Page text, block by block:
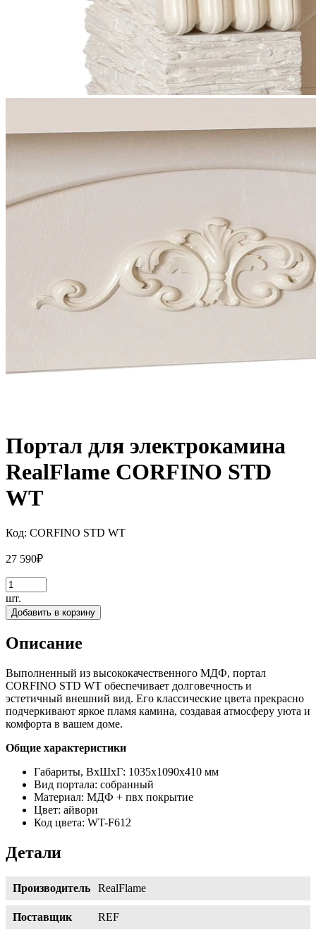
Портал для электрокамина
RealFlame CORFINO STD
WT
Код: CORFINO STD WT
27 590₽
шт.
Добавить в корзину
Описание
Выполненный из высококачественного МДФ, портал
CORFINO STD WT обеспечивает долговечность и
эстетичный внешний вид. Его классические цвета прекрасно
подчеркивают яркое пламя камина, создавая атмосферу уюта и
комфорта в вашем доме.
Общие характеристики
Габариты, ВхШхГ: 1035х1090х410 мм
Вид портала: собранный
Материал: МДФ + пвх покрытие
Цвет: айвори
Код цвета: WT-F612
Детали
Производитель RealFlame
Поставщик REF